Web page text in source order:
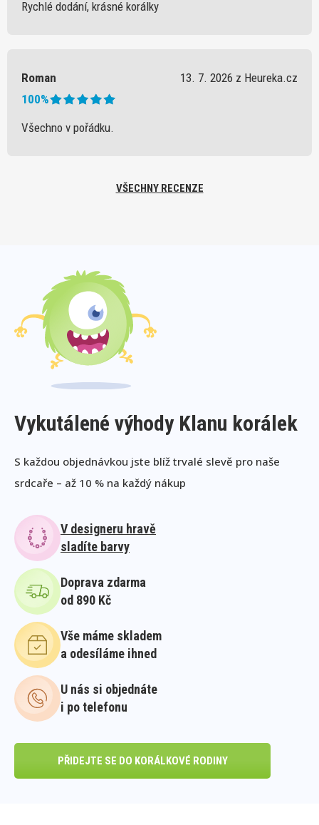
Rychlé dodání, krásné korálky
Roman
13. 7. 2026 z Heureka.cz
100%
Všechno v pořádku.
VŠECHNY RECENZE
Vykutálené výhody Klanu korálek
S každou objednávkou jste blíž trvalé slevě pro naše
srdcaře – až 10 % na každý nákup
V designeru hravě
sladíte barvy
Doprava zdarma
od 890 Kč
Vše máme skladem
a odesíláme ihned
U nás si objednáte
i po telefonu
PŘIDEJTE SE DO KORÁLKOVÉ RODINY